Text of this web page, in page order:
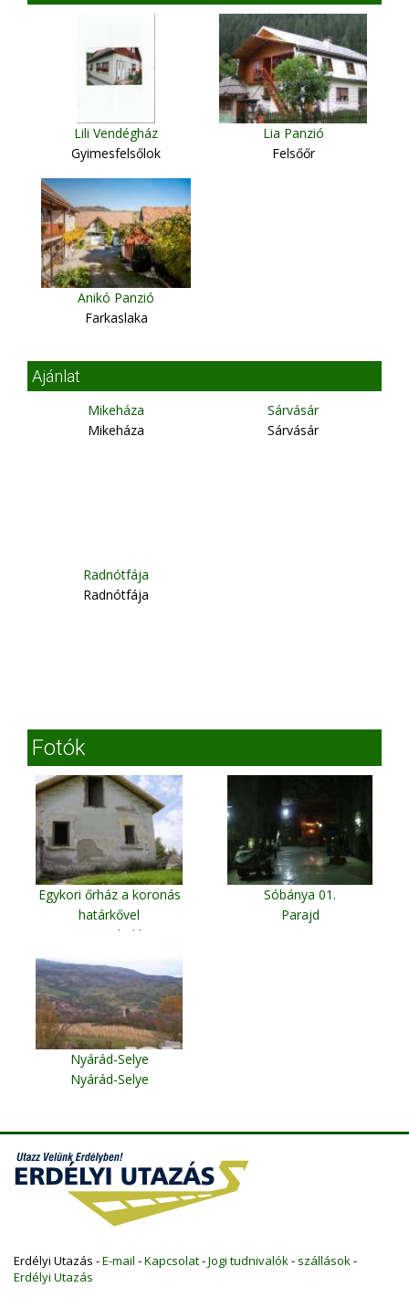
Lili Vendégház
Gyimesfelsőlok
Lia Panzió
Felsőőr
Anikó Panzió
Farkaslaka
Ajánlat
Mikeháza
Mikeháza
Sárvásár
Sárvásár
Radnótfája
Radnótfája
Fotók
Egykori őrház a koronás
határkővel
Gyimesbükk
Sóbánya 01.
Parajd
Nyárád-Selye
Nyárád-Selye
Erdélyi Utazás -E-mail -Kapcsolat-Jogi tudnivalók- szállások-
Erdélyi Utazás